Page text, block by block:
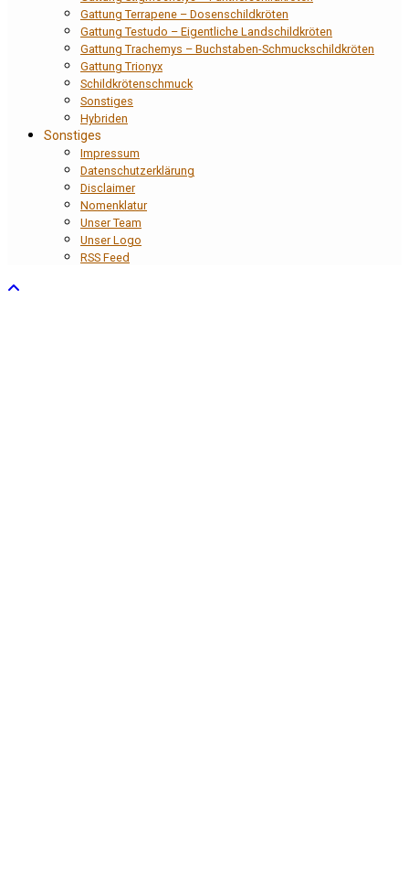
Gattung Terrapene – Dosenschildkröten
Gattung Testudo – Eigentliche Landschildkröten
Gattung Trachemys – Buchstaben-Schmuckschildkröten
Gattung Trionyx
Schildkrötenschmuck
Sonstiges
Hybriden
Sonstiges
Impressum
Datenschutzerklärung
Disclaimer
Nomenklatur
Unser Team
Unser Logo
RSS Feed